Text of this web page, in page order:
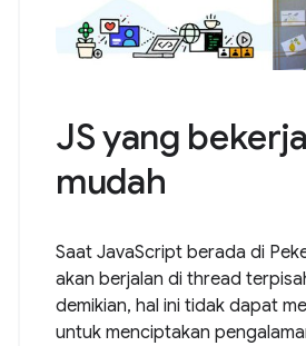
JS yang
mudah
Saat JavaScript berada di
akan berjalan di thread
demikian, hal ini tidak dapat
untuk menciptakan